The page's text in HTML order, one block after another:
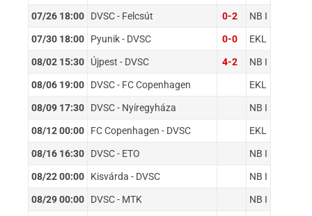
07/26 18:00 DVSC - Felcsút 0-2 NB I
07/30 18:00 Pyunik - DVSC 0-0 EKL
08/02 15:30 Újpest - DVSC 4-2 NB I
08/06 19:00 DVSC - FC Copenhagen EKL
08/09 17:30 DVSC - Nyíregyháza NB I
08/12 00:00 FC Copenhagen - DVSC EKL
08/16 16:30 DVSC - ETO NB I
08/22 00:00 Kisvárda - DVSC NB I
08/29 00:00 DVSC - MTK NB I